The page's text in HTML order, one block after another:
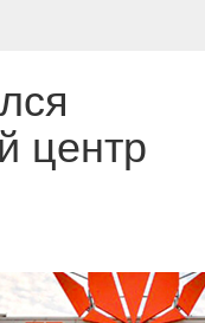
центр